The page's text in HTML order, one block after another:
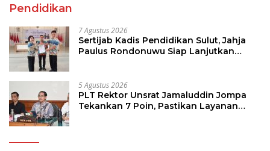
Pendidikan
7 Agustus 2026
Sertijab Kadis Pendidikan Sulut, Jahja
Paulus Rondonuwu Siap Lanjutkan
5 Agustus 2026
PLT Rektor Unsrat Jamaluddin Jompa
Tekankan 7 Poin, Pastikan Layanan